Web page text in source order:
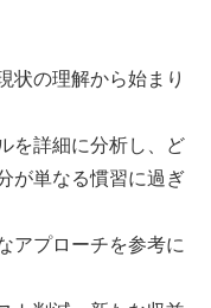
状の理解から始まり
を詳細に分析し、ど
が単なる慣習に過ぎ
アプローチを参考に